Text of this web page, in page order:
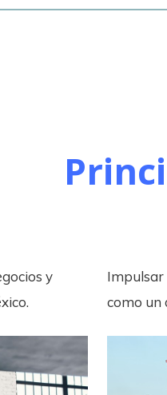
y
Impulsar
como un